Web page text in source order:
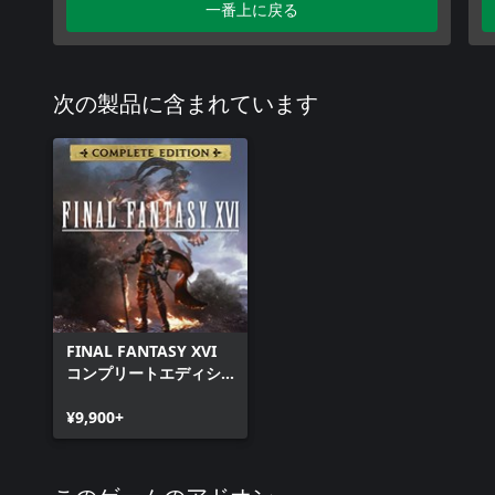
一番上に戻る
次の製品に含まれています
FINAL FANTASY XVI
コンプリートエディシ
¥9,900+